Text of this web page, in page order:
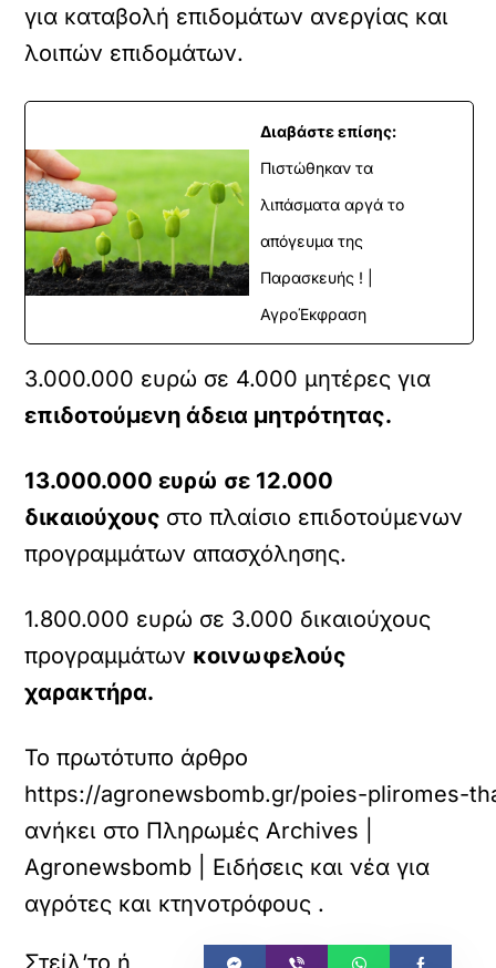
για καταβολή επιδομάτων ανεργίας και
λοιπών επιδομάτων.
Διαβάστε επίσης:
Πιστώθηκαν τα
λιπάσματα αργά το
απόγευμα της
Παρασκευής ! |
ΑγροΈκφραση
3.000.000 ευρώ σε 4.000 μητέρες για
επιδοτούμενη άδεια μητρότητας.
13.000.000 ευρώ σε 12.000
δικαιούχους στο πλαίσιο επιδοτούμενων
προγραμμάτων απασχόλησης.
1.800.000 ευρώ σε 3.000 δικαιούχους
προγραμμάτων κοινωφελούς
χαρακτήρα.
Το πρωτότυπο άρθρο
https://agronewsbomb.gr/poies-pliromes-
ανήκει στο Πληρωμές Archives |
Agronewsbomb | Ειδήσεις και νέα για
αγρότες και κτηνοτρόφους .